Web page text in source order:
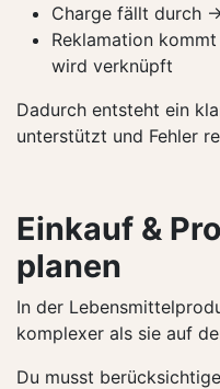
Charge fällt durch
Reklamation
wird verknüpft
Dadurch entsteht ein
unterstützt und Fehler
Einkauf &
planen
In der
komplexer als sie auf
Du musst